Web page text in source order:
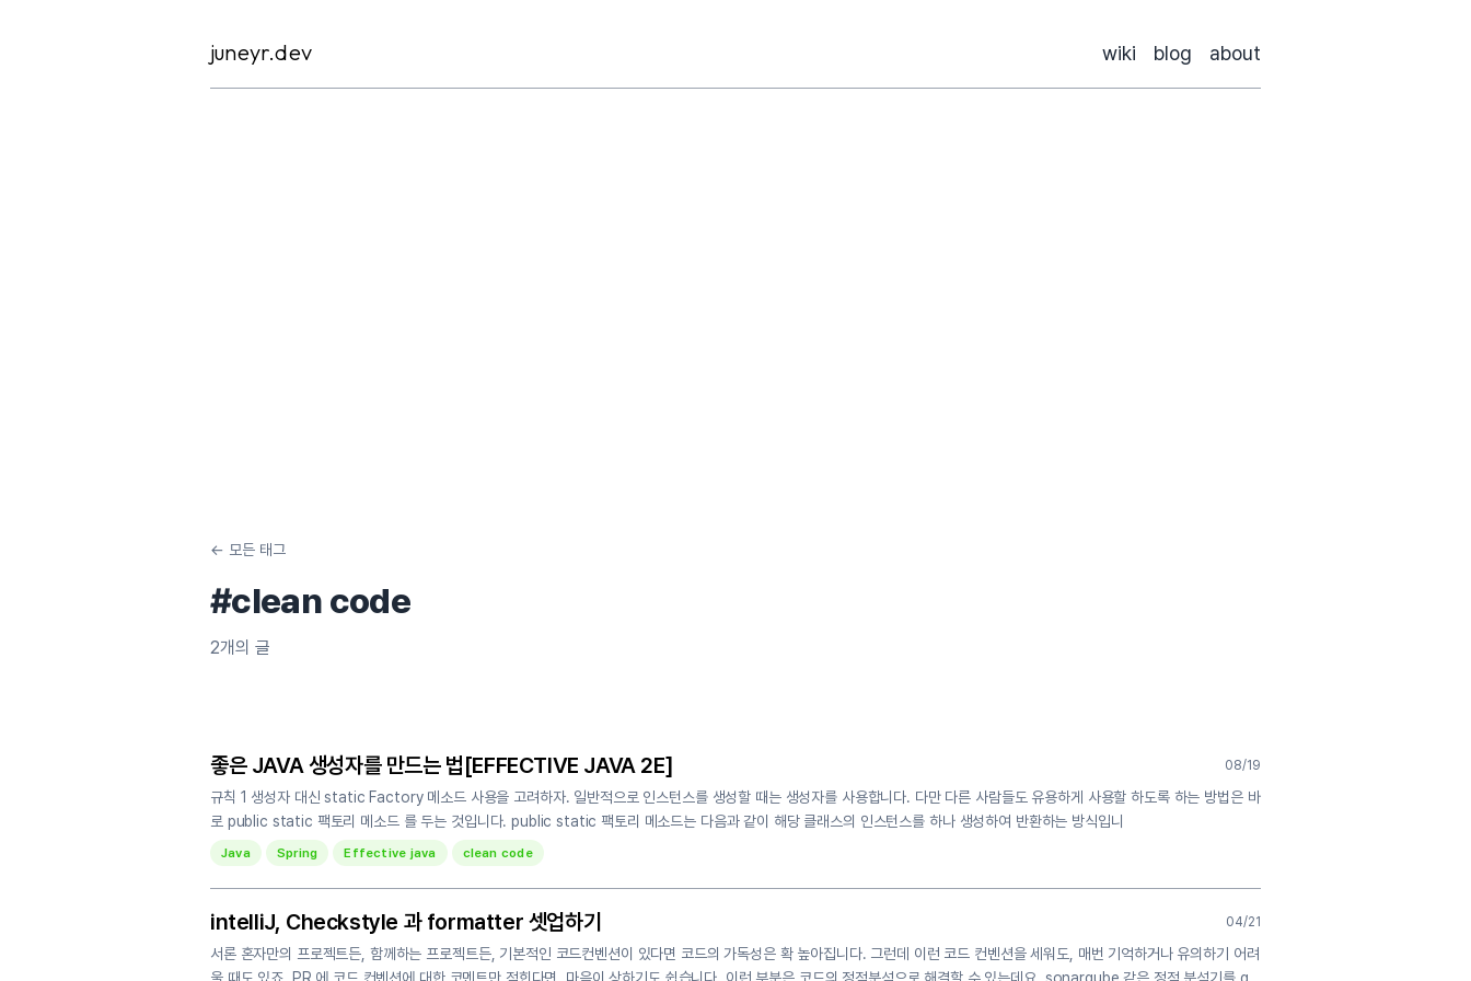
juneyr.dev wiki blog about
← 모든 태그
#clean code
2개의 글
좋은 JAVA 생성자를 만드는 법[EFFECTIVE JAVA 2E] 08/19
규칙 1 생성자 대신 static Factory 메소드 사용을 고려하자. 일반적으로 인스턴스를 생성할 때는 생성자를 사용합니다. 다만 다른 사람들도 유용하게 사용할 하도록 하는 방법은 바
로 public static 팩토리 메소드 를 두는 것입니다. public static 팩토리 메소드는 다음과 같이 해당 클래스의 인스턴스를 하나 생성하여 반환하는 방식입니
Java Spring Effective java clean code
intelliJ, Checkstyle 과 formatter 셋업하기 04/21
서론 혼자만의 프로젝트든, 함께하는 프로젝트든, 기본적인 코드컨벤션이 있다면 코드의 가독성은 확 높아집니다. 그런데 이런 코드 컨벤션을 세워도, 매번 기억하거나 유의하기 어려